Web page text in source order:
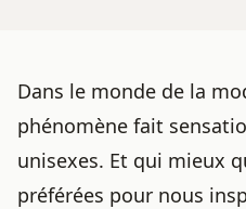
Dans le monde de la
phénomène fait
unisexes. Et qui mieux
préférées pour nous